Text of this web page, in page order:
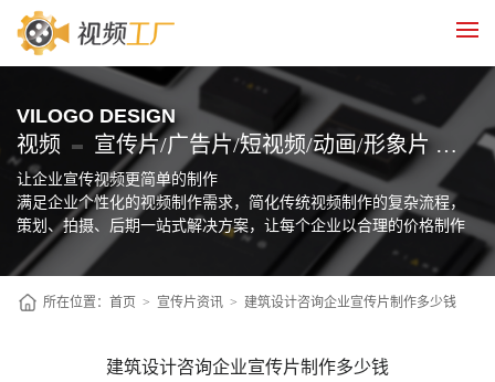
VILOGO DESIGN
视频 宣传片/广告片/短视频/动画/形象片 制作
让企业宣传视频更简单的制作
满足企业个性化的视频制作需求，简化传统视频制作的复杂流程，
策划、拍摄、后期一站式解决方案，让每个企业以合理的价格制作
自己的宣传片
所在位置： 首页 > 宣传片资讯 > 建筑设计咨询企业宣传片制作多少钱
建筑设计咨询企业宣传片制作多少钱